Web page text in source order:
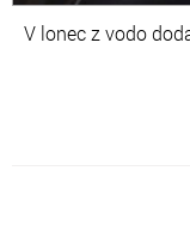
V lonec z vodo